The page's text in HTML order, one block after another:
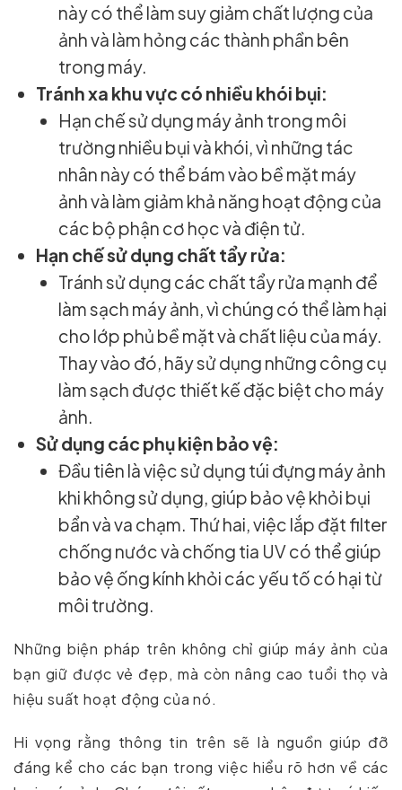
này có thể làm suy giảm chất lượng của
ảnh và làm hỏng các thành phần bên
trong máy.
Tránh xa khu vực có nhiều khói bụi:
Hạn chế sử dụng máy ảnh trong môi
trường nhiều bụi và khói, vì những tác
nhân này có thể bám vào bề mặt máy
ảnh và làm giảm khả năng hoạt động của
các bộ phận cơ học và điện tử.
Hạn chế sử dụng chất tẩy rửa:
Tránh sử dụng các chất tẩy rửa mạnh để
làm sạch máy ảnh, vì chúng có thể làm hại
cho lớp phủ bề mặt và chất liệu của máy.
Thay vào đó, hãy sử dụng những công cụ
làm sạch được thiết kế đặc biệt cho máy
ảnh.
Sử dụng các phụ kiện bảo vệ:
Đầu tiên là việc sử dụng túi đựng máy ảnh
khi không sử dụng, giúp bảo vệ khỏi bụi
bẩn và va chạm. Thứ hai, việc lắp đặt filter
chống nước và chống tia UV có thể giúp
bảo vệ ống kính khỏi các yếu tố có hại từ
môi trường.
Những biện pháp trên không chỉ giúp máy ảnh của
bạn giữ được vẻ đẹp, mà còn nâng cao tuổi thọ và
hiệu suất hoạt động của nó.
Hi vọng rằng thông tin trên sẽ là nguồn giúp đỡ
đáng kể cho các bạn trong việc hiểu rõ hơn về các